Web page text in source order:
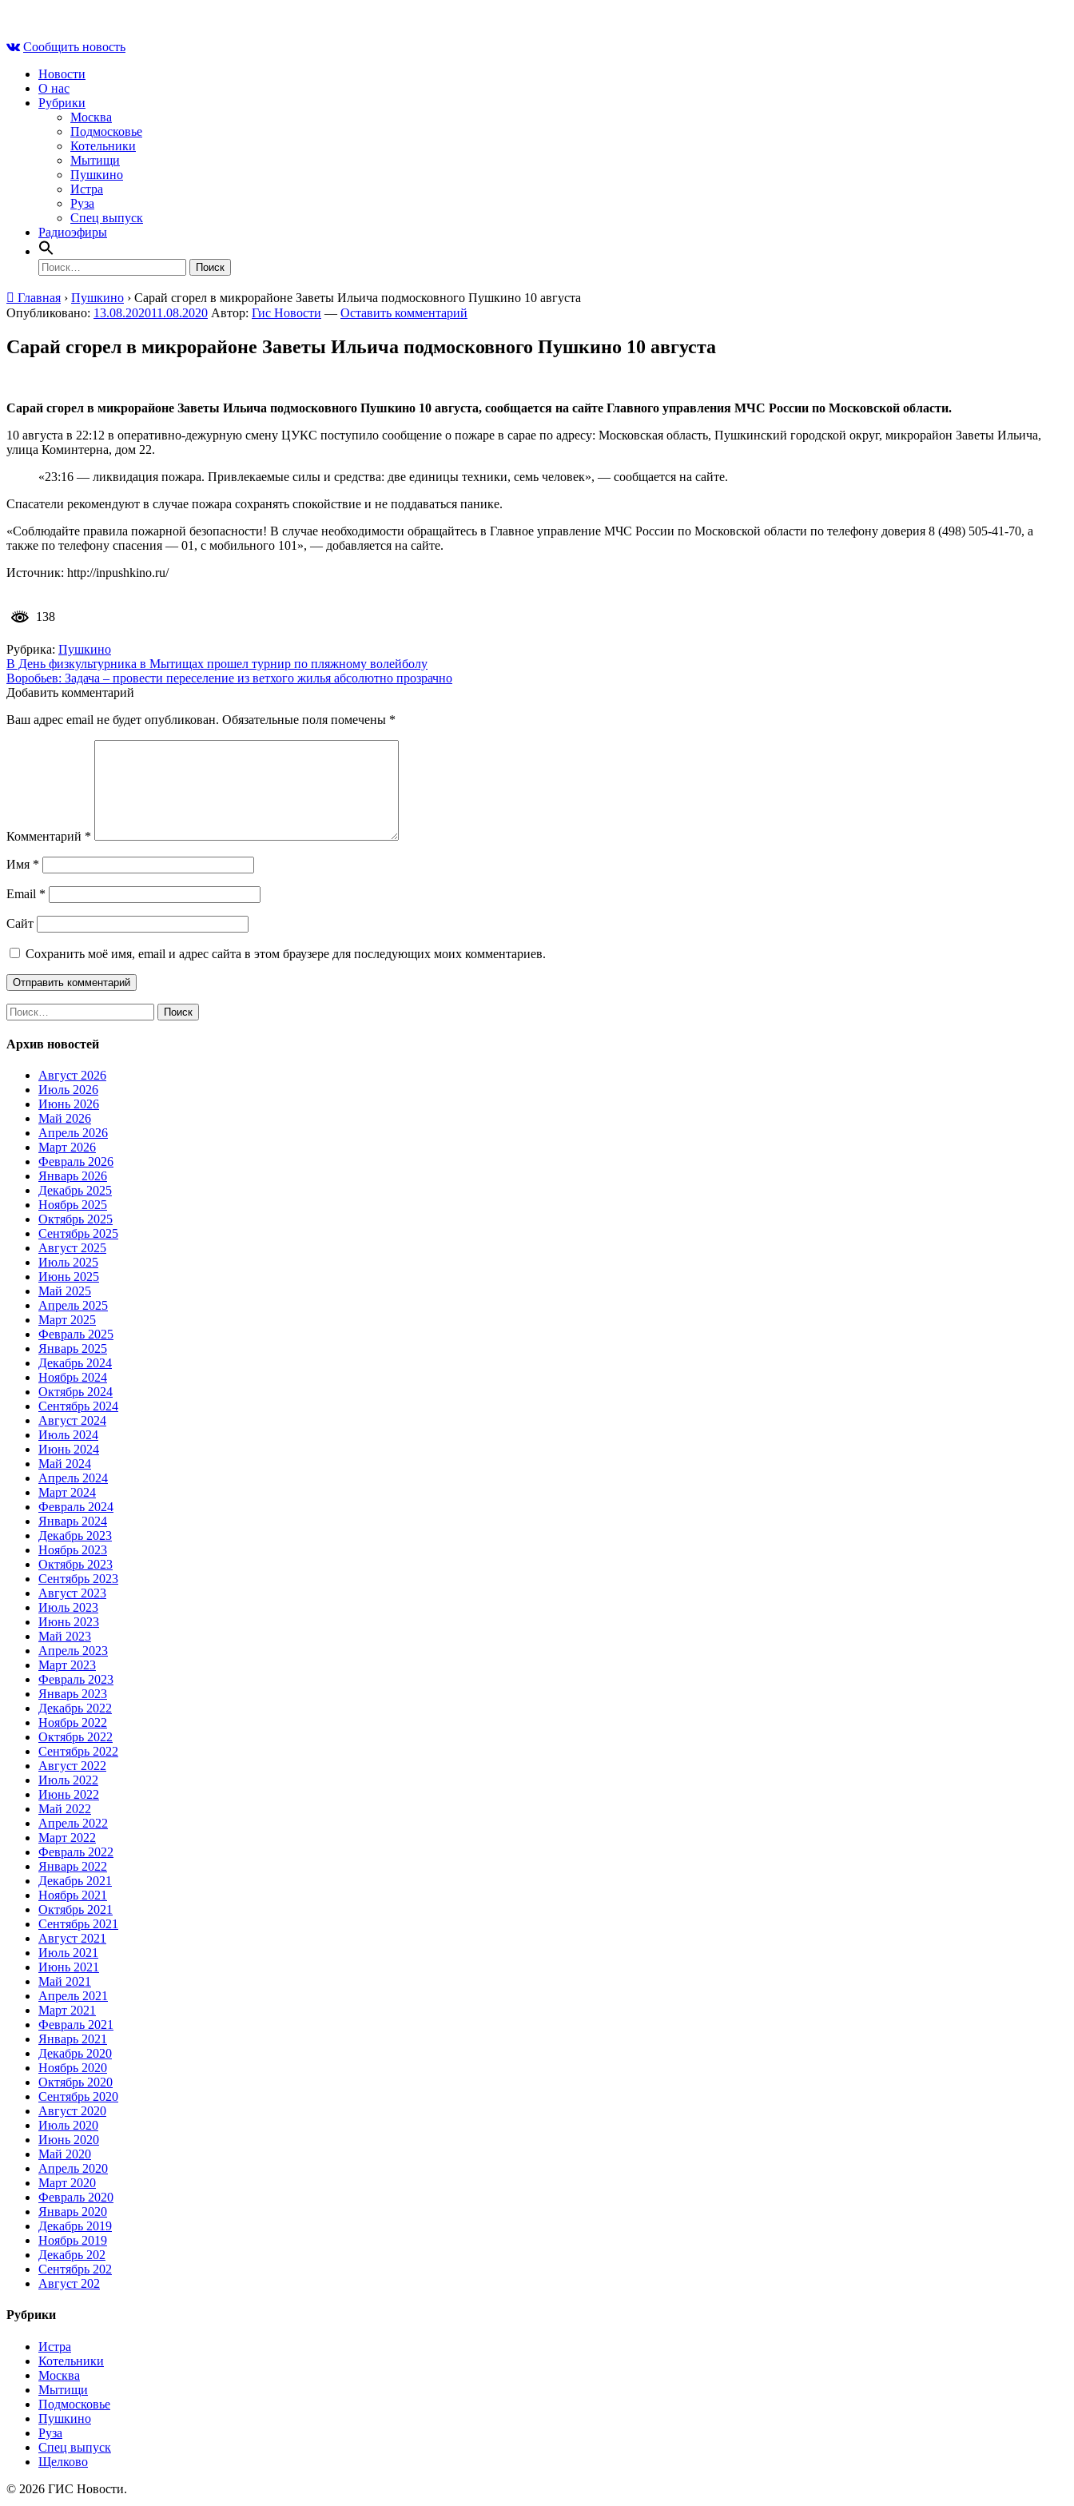
contentСообщить новость
Новости
О нас
Рубрики
Москва
Подмосковье
Котельники
Мытищи
Пушкино
Истра
Руза
Спец выпуск
Радиоэфиры
Найти:
Главная › Пушкино › Сарай сгорел в микрорайоне Заветы Ильича подмосковного Пушкино 10 августа
Опубликовано: 13.08.202011.08.2020 Автор: Гис Новости — Оставить комментарий
Сарай сгорел в микрорайоне Заветы Ильича подмосковного Пушкино 10 августа
Сарай сгорел в микрорайоне Заветы Ильича подмосковного Пушкино 10 августа, сообщается на сайте Главного управления МЧС России по Московской области.
10 августа в 22:12 в оперативно-дежурную смену ЦУКС поступило сообщение о пожаре в сарае по адресу: Московская область, Пушкинский городской округ, микрорайон Заветы Ильича,
улица Коминтерна, дом 22.
«23:16 — ликвидация пожара. Привлекаемые силы и средства: две единицы техники, семь человек», — сообщается на сайте.
Спасатели рекомендуют в случае пожара сохранять спокойствие и не поддаваться панике.
«Соблюдайте правила пожарной безопасности! В случае необходимости обращайтесь в Главное управление МЧС России по Московской области по телефону доверия 8 (498) 505-41-70, а
также по телефону спасения — 01, с мобильного 101», — добавляется на сайте.
Источник: http://inpushkino.ru/
138
Рубрика: Пушкино
Навигация
по
В День физкультурника в Мытищах прошел турнир по пляжному волейболу
Воробьев: Задача – провести переселение из ветхого жилья абсолютно прозрачно
Добавить комментарий
Ваш адрес email не будет опубликован. Обязательные поля помечены *
Комментарий *
Имя *
Email *
Сайт
Сохранить моё имя, email и адрес сайта в этом браузере для последующих моих комментариев.
Найти:
Архив новостей
Август 2026
Июль 2026
Июнь 2026
Май 2026
Апрель 2026
Март 2026
Февраль 2026
Январь 2026
Декабрь 2025
Ноябрь 2025
Октябрь 2025
Сентябрь 2025
Август 2025
Июль 2025
Июнь 2025
Май 2025
Апрель 2025
Март 2025
Февраль 2025
Январь 2025
Декабрь 2024
Ноябрь 2024
Октябрь 2024
Сентябрь 2024
Август 2024
Июль 2024
Июнь 2024
Май 2024
Апрель 2024
Март 2024
Февраль 2024
Январь 2024
Декабрь 2023
Ноябрь 2023
Октябрь 2023
Сентябрь 2023
Август 2023
Июль 2023
Июнь 2023
Май 2023
Апрель 2023
Март 2023
Февраль 2023
Январь 2023
Декабрь 2022
Ноябрь 2022
Октябрь 2022
Сентябрь 2022
Август 2022
Июль 2022
Июнь 2022
Май 2022
Апрель 2022
Март 2022
Февраль 2022
Январь 2022
Декабрь 2021
Ноябрь 2021
Октябрь 2021
Сентябрь 2021
Август 2021
Июль 2021
Июнь 2021
Май 2021
Апрель 2021
Март 2021
Февраль 2021
Январь 2021
Декабрь 2020
Ноябрь 2020
Октябрь 2020
Сентябрь 2020
Август 2020
Июль 2020
Июнь 2020
Май 2020
Апрель 2020
Март 2020
Февраль 2020
Январь 2020
Декабрь 2019
Ноябрь 2019
Декабрь 202
Сентябрь 202
Август 202
Рубрики
Истра
Котельники
Москва
Мытищи
Подмосковье
Пушкино
Руза
Спец выпуск
Щелково
© 2026 ГИС Новости.